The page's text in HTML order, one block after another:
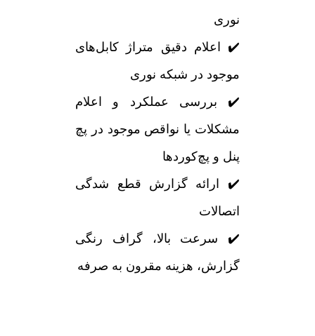
نوری
✔️ اعلام دقیق متراژ کابل‌های
موجود در شبکه نوری
✔️ بررسی عملکرد و اعلام
مشکلات یا نواقص موجود در پچ
پنل و پچ‌کوردها
✔️ ارائه گزارش قطع شدگی
اتصالات
✔️ سرعت بالا، گراف رنگی
گزارش، هزینه مقرون به صرفه